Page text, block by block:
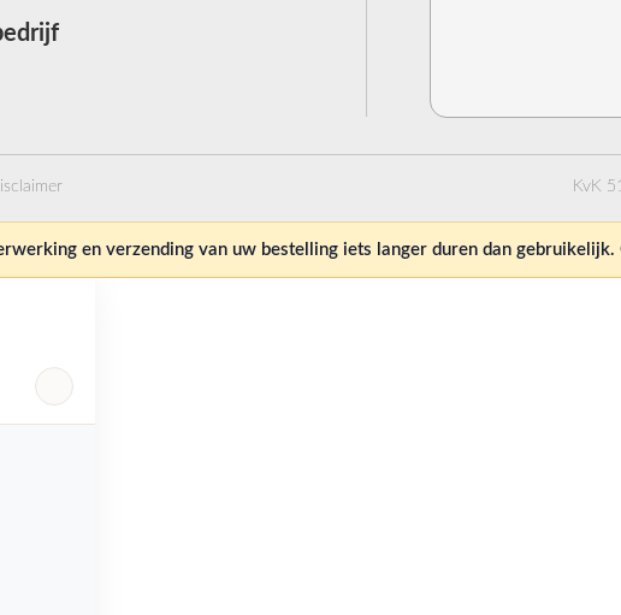
KvK
en verzending van uw bestelling iets langer duren dan